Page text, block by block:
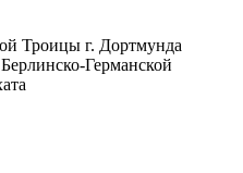
Троицы г. Дортмунда
Германской